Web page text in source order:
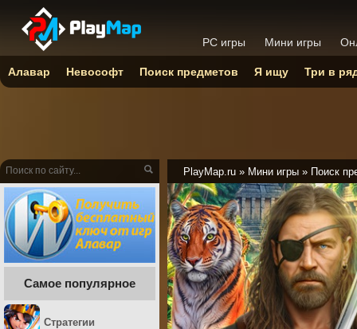
PlayMap.ru » Мини игры » Поиск
Самое популярное
Стратегии
PC игры Мини игры
Алавар Невософт Поиск предметов Я ищу Три в